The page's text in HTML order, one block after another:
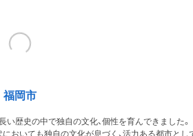
福岡市
い歴史の中で独自の文化、個性を育んできました。
おいても独自の文化が息づく、活力ある都市とし